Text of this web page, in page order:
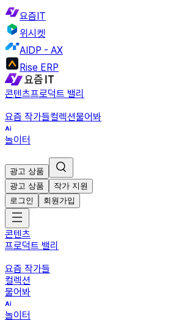
요즘IT
위시켓
AIDP - AX
Rise ERP
콘텐츠프로덕트 밸리
요즘 작가들컬렉션물어봐
놀이터
광고 상품
광고 상품
작가 지원
로그인
회원가입
콘텐츠
프로덕트 밸리
요즘 작가들
컬렉션
물어봐
놀이터